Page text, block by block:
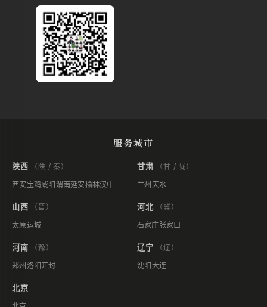
服务城市
陕西
（陕 / 秦）
西安宝鸡咸阳 渭南延安榆林汉中
甘肃
（甘 / 陇）
兰州 天水
山西
（晋）
太原运城
河北
（冀）
石家庄张家口
河南
（豫）
郑州 洛阳开封
辽宁
（辽）
沈阳 大连
北京